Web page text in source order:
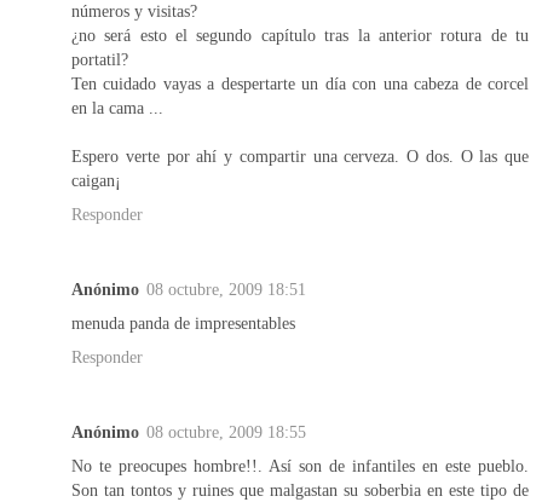
números y visitas?
¿no será esto el segundo capítulo tras la anterior rotura de tu
portatil?
Ten cuidado vayas a despertarte un día con una cabeza de corcel
en la cama ...
Espero verte por ahí y compartir una cerveza. O dos. O las que
caigan¡
Responder
Anónimo 08 octubre, 2009 18:51
menuda panda de impresentables
Responder
Anónimo 08 octubre, 2009 18:55
No te preocupes hombre!!. Así son de infantiles en este pueblo.
Son tan tontos y ruines que malgastan su soberbia en este tipo de